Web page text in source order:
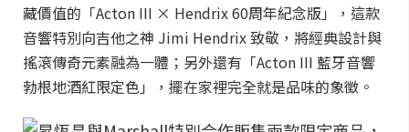
藏價值的「Acton III × Hendrix 60周年紀念版」，這款
音響特別向吉他之神 Jimi Hendrix 致敬，將經典設計與
搖滾傳奇元素融為一體；另外還有「Acton III 藍牙音響
勃根地酒紅限定色」，擺在家裡完全就是品味的象徵。